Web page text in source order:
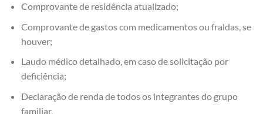
Comprovante de residência atualizado;
Comprovante de gastos com medicamentos ou fraldas, se
houver;
Laudo médico detalhado, em caso de solicitação por
deficiência;
Declaração de renda de todos os integrantes do grupo
familiar.